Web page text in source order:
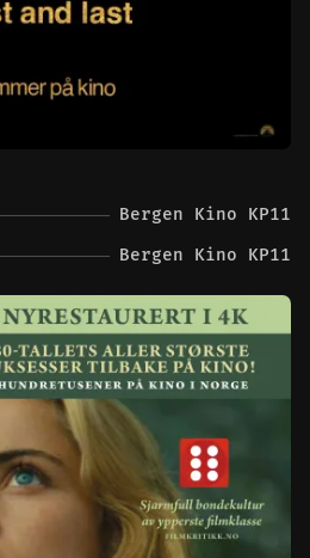
Bergen Kino KP11
Bergen Kino KP11